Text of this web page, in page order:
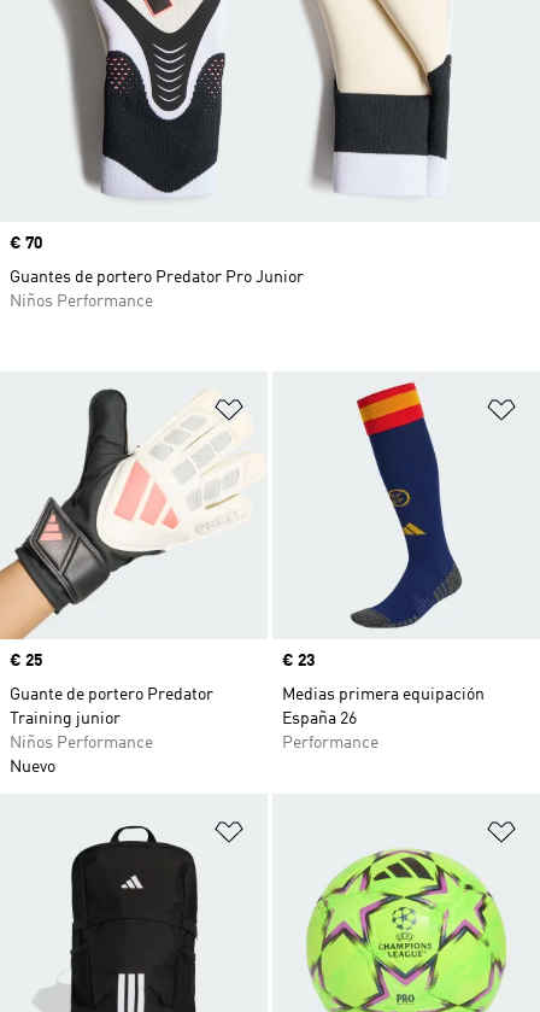
Añadir a la lista de deseos
Precio
€ 25
Guante de portero Predator
Training junior
Niños Performance
Nuevo
Precio
€ 23
Medias primera equipación
España 26
Performance
Precio
€ 70
Guantes de portero Predator Pro Junior
Niños Performance